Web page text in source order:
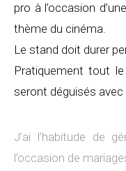
pro à l’occasion
thème du cinéma.
Le stand doit durer
Pratiquement tout
seront déguisés avec
J’ai l’habitude de
l’occasion de